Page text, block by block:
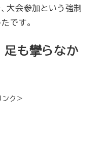
大会参加という強制
です。
も攣らなか
ク＞